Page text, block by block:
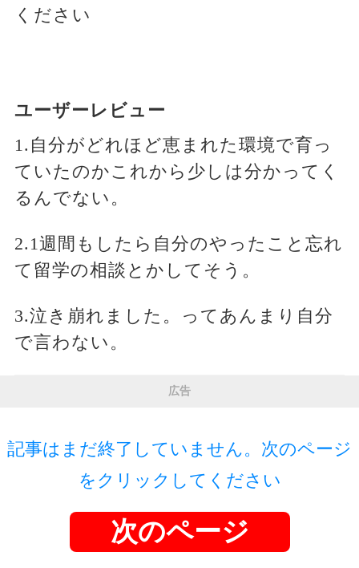
ください
ユーザーレビュー
1.自分がどれほど恵まれた環境で育っ
ていたのかこれから少しは分かってく
るんでない。
2.1週間もしたら自分のやったこと忘れ
て留学の相談とかしてそう。
3.泣き崩れました。ってあんまり自分
で言わない。
広告
記事はまだ終了していません。次のページ
をクリックしてください
次のページ